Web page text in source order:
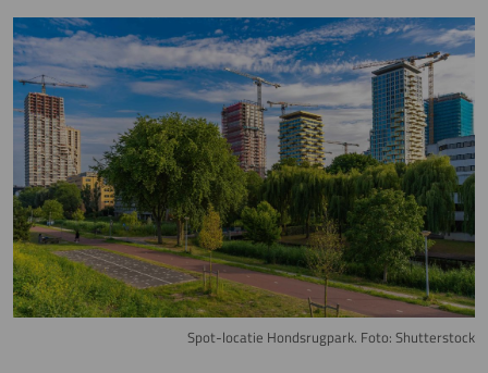
Image
Spot-locatie Hondsrugpark. Foto: Shutterstock